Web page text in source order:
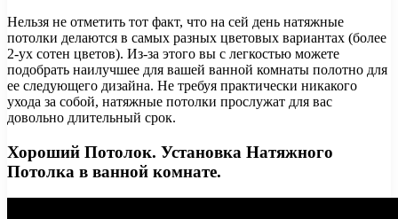
Нельзя не отметить тот факт, что на сей день натяжные
потолки делаются в самых разных цветовых вариантах (более
2-ух сотен цветов). Из-за этого вы с легкостью можете
подобрать наилучшее для вашей ванной комнаты полотно для
ее следующего дизайна. Не требуя практически никакого
ухода за собой, натяжные потолки прослужат для вас
довольно длительный срок.
Хороший Потолок. Установка Натяжного
Потолка в ванной комнате.